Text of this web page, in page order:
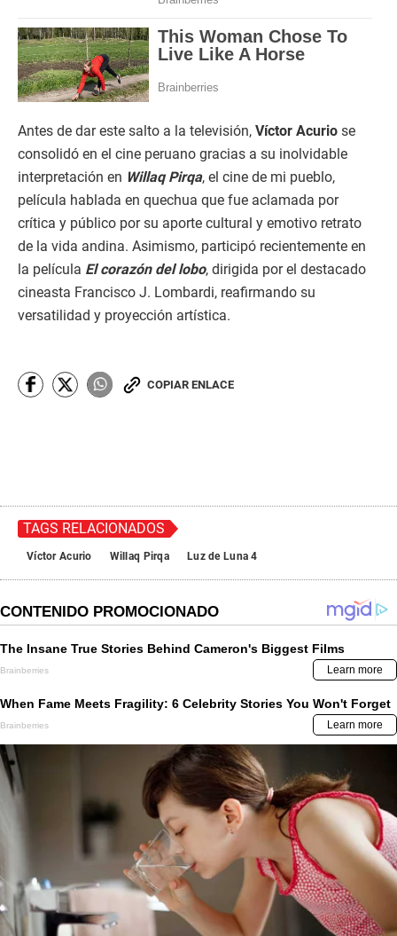
Antes de dar este salto a la televisión, Víctor Acurio se
consolidó en el cine peruano gracias a su inolvidable
interpretación en Willaq Pirqa, el cine de mi pueblo,
película hablada en quechua que fue aclamada por
crítica y público por su aporte cultural y emotivo retrato
de la vida andina. Asimismo, participó recientemente en
la película El corazón del lobo, dirigida por el destacado
cineasta Francisco J. Lombardi, reafirmando su
versatilidad y proyección artística.
COPIAR ENLACE
TAGS RELACIONADOS
Víctor Acurio Willaq Pirqa Luz de Luna 4